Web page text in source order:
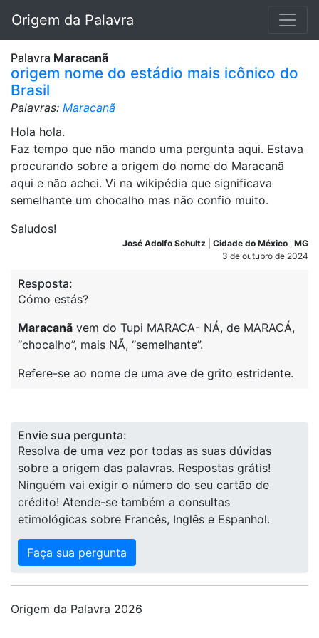
Origem da Palavra
Palavra Maracanã
origem nome do estádio mais icônico do
Brasil
Palavras: Maracanã
Hola hola.
Faz tempo que não mando uma pergunta aqui. Estava
procurando sobre a origem do nome do Maracanã
aqui e não achei. Vi na wikipédia que significava
semelhante um chocalho mas não confio muito.
Saludos!
José Adolfo Schultz Cidade do México , MG
3 de outubro de 2024
Resposta:
Cómo estás?
Maracanã vem do Tupi MARACA- NÁ, de MARACÁ,
“chocalho”, mais NÃ, “semelhante”.
Refere-se ao nome de uma ave de grito estridente.
Envie sua pergunta:
Resolva de uma vez por todas as suas dúvidas
sobre a origem das palavras. Respostas grátis!
Ninguém vai exigir o número do seu cartão de
crédito! Atende-se também a consultas
etimológicas sobre Francês, Inglês e Espanhol.
Faça sua pergunta
Origem da Palavra 2026